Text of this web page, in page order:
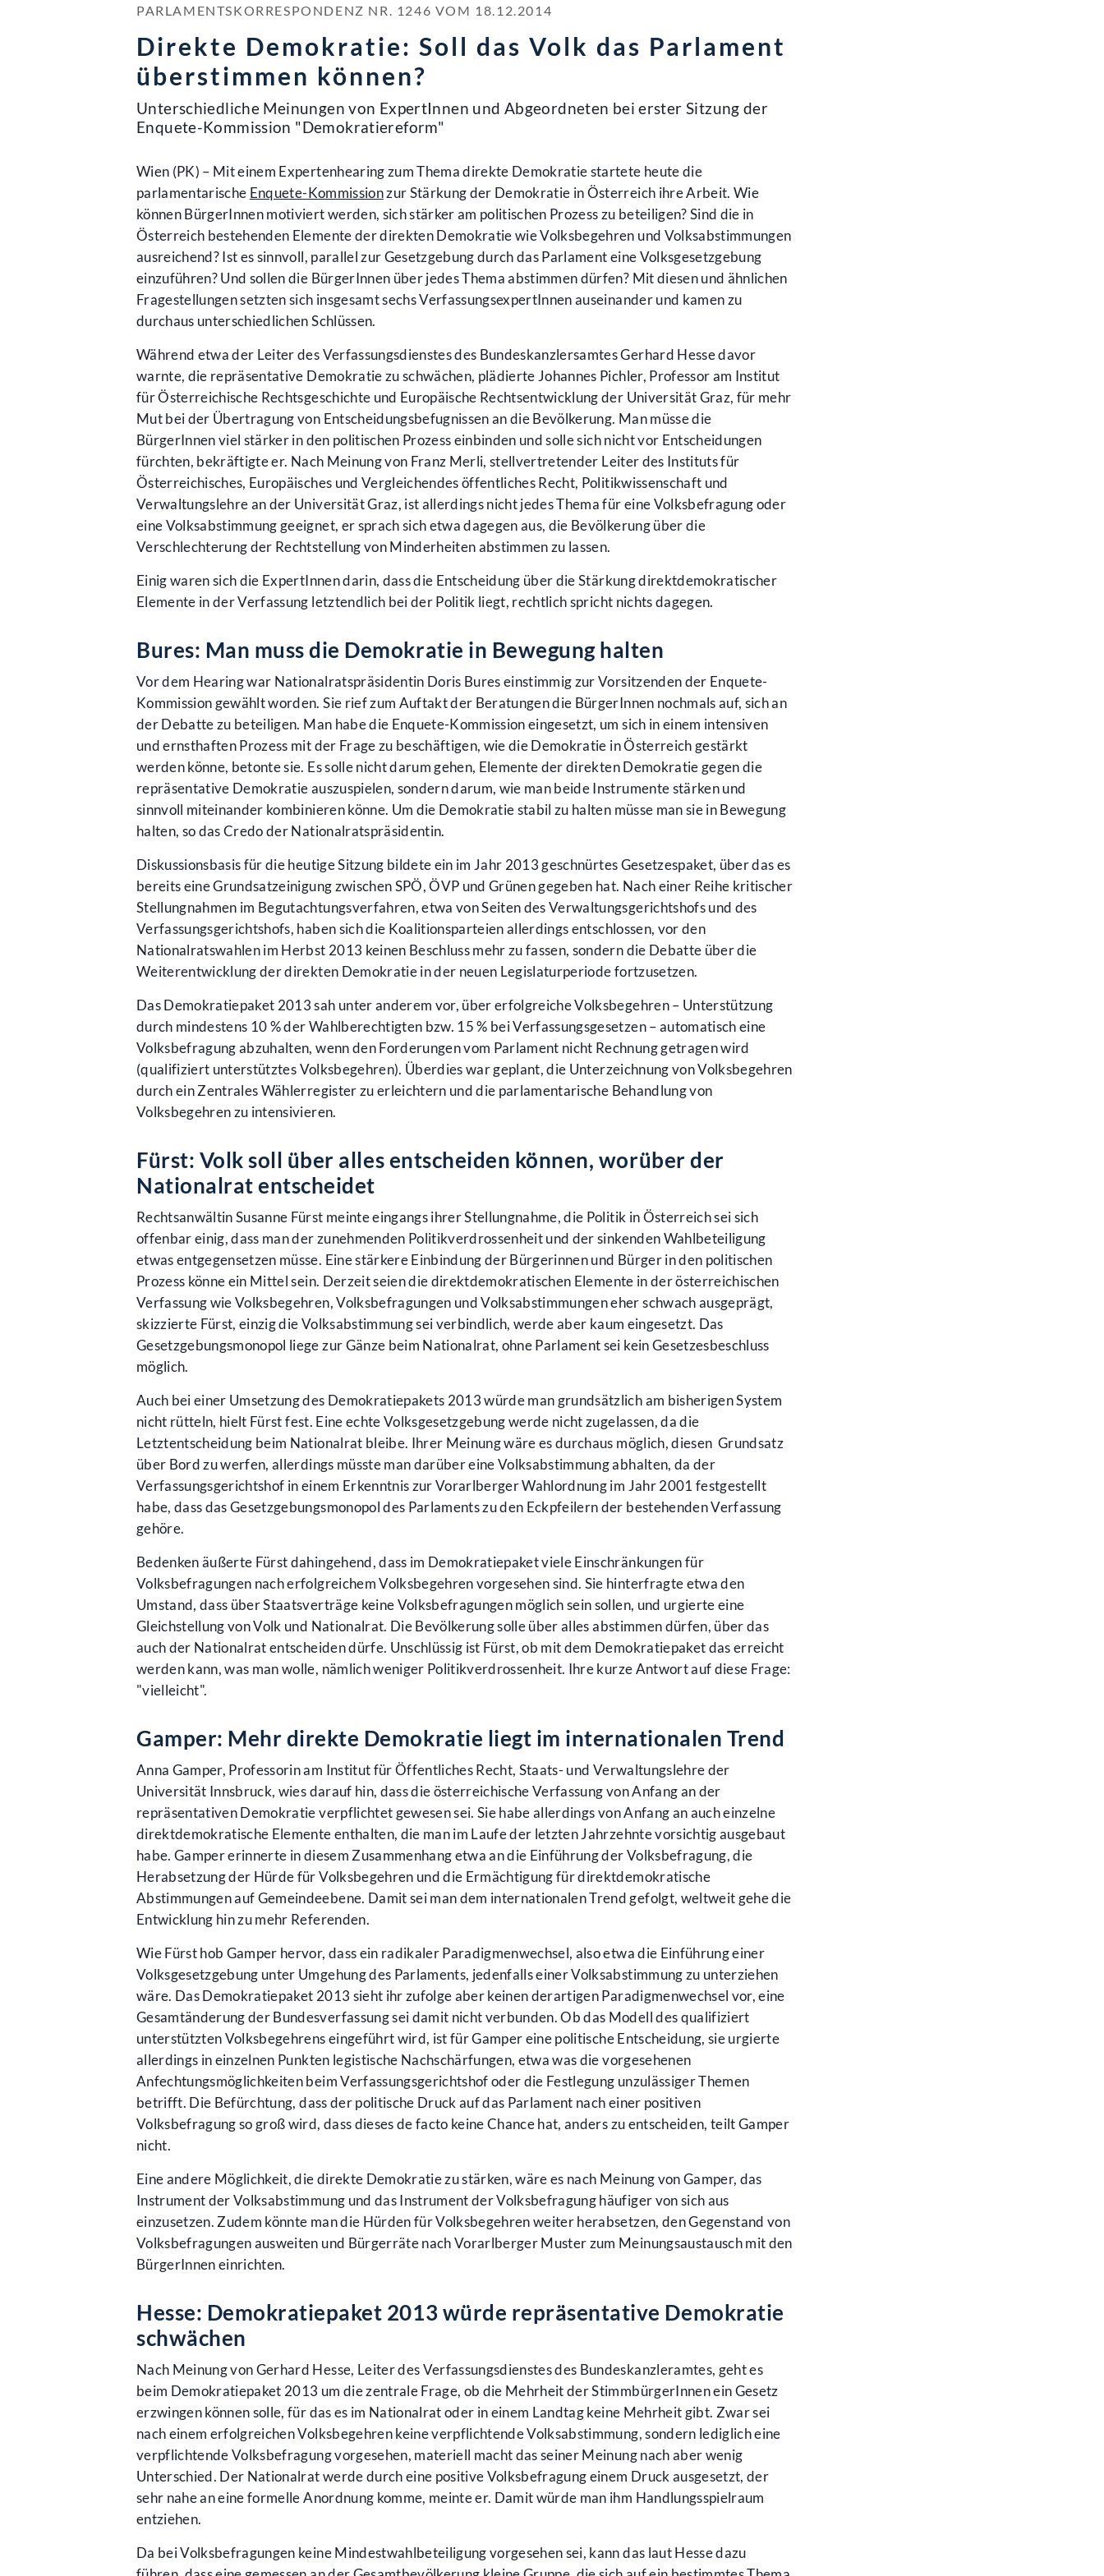
PARLAMENTSKORRESPONDENZ NR. 1246 VOM 18.12.2014
Direkte Demokratie: Soll das Volk das Parlament
überstimmen können?
Unterschiedliche Meinungen von ExpertInnen und Abgeordneten bei erster Sitzung der
Enquete-Kommission "Demokratiereform"
Wien (PK) – Mit einem Expertenhearing zum Thema direkte Demokratie startete heute die
parlamentarische Enquete-Kommissionzur Stärkung der Demokratie in Österreich ihre Arbeit. Wie
können BürgerInnen motiviert werden, sich stärker am politischen Prozess zu beteiligen? Sind die in
Österreich bestehenden Elemente der direkten Demokratie wie Volksbegehren und Volksabstimmungen
ausreichend? Ist es sinnvoll, parallel zur Gesetzgebung durch das Parlament eine Volksgesetzgebung
einzuführen? Und sollen die BürgerInnen über jedes Thema abstimmen dürfen? Mit diesen und ähnlichen
Fragestellungen setzten sich insgesamt sechs VerfassungsexpertInnen auseinander und kamen zu
durchaus unterschiedlichen Schlüssen.
Während etwa der Leiter des Verfassungsdienstes des Bundeskanzlersamtes Gerhard Hesse davor
warnte, die repräsentative Demokratie zu schwächen, plädierte Johannes Pichler, Professor am Institut
für Österreichische Rechtsgeschichte und Europäische Rechtsentwicklung der Universität Graz, für mehr
Mut bei der Übertragung von Entscheidungsbefugnissen an die Bevölkerung. Man müsse die
BürgerInnen viel stärker in den politischen Prozess einbinden und solle sich nicht vor Entscheidungen
fürchten, bekräftigte er. Nach Meinung von Franz Merli, stellvertretender Leiter des Instituts für
Österreichisches, Europäisches und Vergleichendes öffentliches Recht, Politikwissenschaft und
Verwaltungslehre an der Universität Graz, ist allerdings nicht jedes Thema für eine Volksbefragung oder
eine Volksabstimmung geeignet, er sprach sich etwa dagegen aus, die Bevölkerung über die
Verschlechterung der Rechtstellung von Minderheiten abstimmen zu lassen.
Einig waren sich die ExpertInnen darin, dass die Entscheidung über die Stärkung direktdemokratischer
Elemente in der Verfassung letztendlich bei der Politik liegt, rechtlich spricht nichts dagegen.
Bures: Man muss die Demokratie in Bewegung halten
Vor dem Hearing war Nationalratspräsidentin Doris Bures einstimmig zur Vorsitzenden der Enquete-
Kommission gewählt worden. Sie rief zum Auftakt der Beratungen die BürgerInnen nochmals auf, sich an
der Debatte zu beteiligen. Man habe die Enquete-Kommission eingesetzt, um sich in einem intensiven
und ernsthaften Prozess mit der Frage zu beschäftigen, wie die Demokratie in Österreich gestärkt
werden könne, betonte sie. Es solle nicht darum gehen, Elemente der direkten Demokratie gegen die
repräsentative Demokratie auszuspielen, sondern darum, wie man beide Instrumente stärken und
sinnvoll miteinander kombinieren könne. Um die Demokratie stabil zu halten müsse man sie in Bewegung
halten, so das Credo der Nationalratspräsidentin.
Diskussionsbasis für die heutige Sitzung bildete ein im Jahr 2013 geschnürtes Gesetzespaket, über das es
bereits eine Grundsatzeinigung zwischen SPÖ, ÖVP und Grünen gegeben hat. Nach einer Reihe kritischer
Stellungnahmen im Begutachtungsverfahren, etwa von Seiten des Verwaltungsgerichtshofs und des
Verfassungsgerichtshofs, haben sich die Koalitionsparteien allerdings entschlossen, vor den
Nationalratswahlen im Herbst 2013 keinen Beschluss mehr zu fassen, sondern die Debatte über die
Weiterentwicklung der direkten Demokratie in der neuen Legislaturperiode fortzusetzen.
Das Demokratiepaket 2013 sah unter anderem vor, über erfolgreiche Volksbegehren – Unterstützung
durch mindestens 10 % der Wahlberechtigten bzw. 15 % bei Verfassungsgesetzen – automatisch eine
Volksbefragung abzuhalten, wenn den Forderungen vom Parlament nicht Rechnung getragen wird
(qualifiziert unterstütztes Volksbegehren). Überdies war geplant, die Unterzeichnung von Volksbegehren
durch ein Zentrales Wählerregister zu erleichtern und die parlamentarische Behandlung von
Volksbegehren zu intensivieren.
Fürst: Volk soll über alles entscheiden können, worüber der
Nationalrat entscheidet
Rechtsanwältin Susanne Fürst meinte eingangs ihrer Stellungnahme, die Politik in Österreich sei sich
offenbar einig, dass man der zunehmenden Politikverdrossenheit und der sinkenden Wahlbeteiligung
etwas entgegensetzen müsse. Eine stärkere Einbindung der Bürgerinnen und Bürger in den politischen
Prozess könne ein Mittel sein. Derzeit seien die direktdemokratischen Elemente in der österreichischen
Verfassung wie Volksbegehren, Volksbefragungen und Volksabstimmungen eher schwach ausgeprägt,
skizzierte Fürst, einzig die Volksabstimmung sei verbindlich, werde aber kaum eingesetzt. Das
Gesetzgebungsmonopol liege zur Gänze beim Nationalrat, ohne Parlament sei kein Gesetzesbeschluss
möglich.
Auch bei einer Umsetzung des Demokratiepakets 2013 würde man grundsätzlich am bisherigen System
nicht rütteln, hielt Fürst fest. Eine echte Volksgesetzgebung werde nicht zugelassen, da die
Letztentscheidung beim Nationalrat bleibe. Ihrer Meinung wäre es durchaus möglich, diesen Grundsatz
über Bord zu werfen, allerdings müsste man darüber eine Volksabstimmung abhalten, da der
Verfassungsgerichtshof in einem Erkenntnis zur Vorarlberger Wahlordnung im Jahr 2001 festgestellt
habe, dass das Gesetzgebungsmonopol des Parlaments zu den Eckpfeilern der bestehenden Verfassung
gehöre.
Bedenken äußerte Fürst dahingehend, dass im Demokratiepaket viele Einschränkungen für
Volksbefragungen nach erfolgreichem Volksbegehren vorgesehen sind. Sie hinterfragte etwa den
Umstand, dass über Staatsverträge keine Volksbefragungen möglich sein sollen, und urgierte eine
Gleichstellung von Volk und Nationalrat. Die Bevölkerung solle über alles abstimmen dürfen, über das
auch der Nationalrat entscheiden dürfe. Unschlüssig ist Fürst, ob mit dem Demokratiepaket das erreicht
werden kann, was man wolle, nämlich weniger Politikverdrossenheit. Ihre kurze Antwort auf diese Frage:
"vielleicht".
Gamper: Mehr direkte Demokratie liegt im internationalen Trend
Anna Gamper, Professorin am Institut für Öffentliches Recht, Staats- und Verwaltungslehre der
Universität Innsbruck, wies darauf hin, dass die österreichische Verfassung von Anfang an der
repräsentativen Demokratie verpflichtet gewesen sei. Sie habe allerdings von Anfang an auch einzelne
direktdemokratische Elemente enthalten, die man im Laufe der letzten Jahrzehnte vorsichtig ausgebaut
habe. Gamper erinnerte in diesem Zusammenhang etwa an die Einführung der Volksbefragung, die
Herabsetzung der Hürde für Volksbegehren und die Ermächtigung für direktdemokratische
Abstimmungen auf Gemeindeebene. Damit sei man dem internationalen Trend gefolgt, weltweit gehe die
Entwicklung hin zu mehr Referenden.
Wie Fürst hob Gamper hervor, dass ein radikaler Paradigmenwechsel, also etwa die Einführung einer
Volksgesetzgebung unter Umgehung des Parlaments, jedenfalls einer Volksabstimmung zu unterziehen
wäre. Das Demokratiepaket 2013 sieht ihr zufolge aber keinen derartigen Paradigmenwechsel vor, eine
Gesamtänderung der Bundesverfassung sei damit nicht verbunden. Ob das Modell des qualifiziert
unterstützten Volksbegehrens eingeführt wird, ist für Gamper eine politische Entscheidung, sie urgierte
allerdings in einzelnen Punkten legistische Nachschärfungen, etwa was die vorgesehenen
Anfechtungsmöglichkeiten beim Verfassungsgerichtshof oder die Festlegung unzulässiger Themen
betrifft. Die Befürchtung, dass der politische Druck auf das Parlament nach einer positiven
Volksbefragung so groß wird, dass dieses de facto keine Chance hat, anders zu entscheiden, teilt Gamper
nicht.
Eine andere Möglichkeit, die direkte Demokratie zu stärken, wäre es nach Meinung von Gamper, das
Instrument der Volksabstimmung und das Instrument der Volksbefragung häufiger von sich aus
einzusetzen. Zudem könnte man die Hürden für Volksbegehren weiter herabsetzen, den Gegenstand von
Volksbefragungen ausweiten und Bürgerräte nach Vorarlberger Muster zum Meinungsaustausch mit den
BürgerInnen einrichten.
Hesse: Demokratiepaket 2013 würde repräsentative Demokratie
schwächen
Nach Meinung von Gerhard Hesse, Leiter des Verfassungsdienstes des Bundeskanzleramtes, geht es
beim Demokratiepaket 2013 um die zentrale Frage, ob die Mehrheit der StimmbürgerInnen ein Gesetz
erzwingen können solle, für das es im Nationalrat oder in einem Landtag keine Mehrheit gibt. Zwar sei
nach einem erfolgreichen Volksbegehren keine verpflichtende Volksabstimmung, sondern lediglich eine
verpflichtende Volksbefragung vorgesehen, materiell macht das seiner Meinung nach aber wenig
Unterschied. Der Nationalrat werde durch eine positive Volksbefragung einem Druck ausgesetzt, der
sehr nahe an eine formelle Anordnung komme, meinte er. Damit würde man ihm Handlungsspielraum
entziehen.
Da bei Volksbefragungen keine Mindestwahlbeteiligung vorgesehen sei, kann das laut Hesse dazu